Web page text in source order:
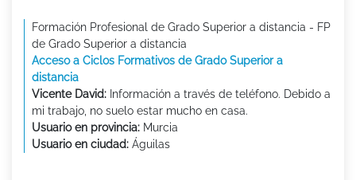
Formación Profesional de Grado Superior a distancia - FP
de Grado Superior a distancia
Acceso a Ciclos Formativos de Grado Superior a
distancia
Vicente David: Información a través de teléfono. Debido a
mi trabajo, no suelo estar mucho en casa.
Usuario en provincia: Murcia
Usuario en ciudad: Águilas